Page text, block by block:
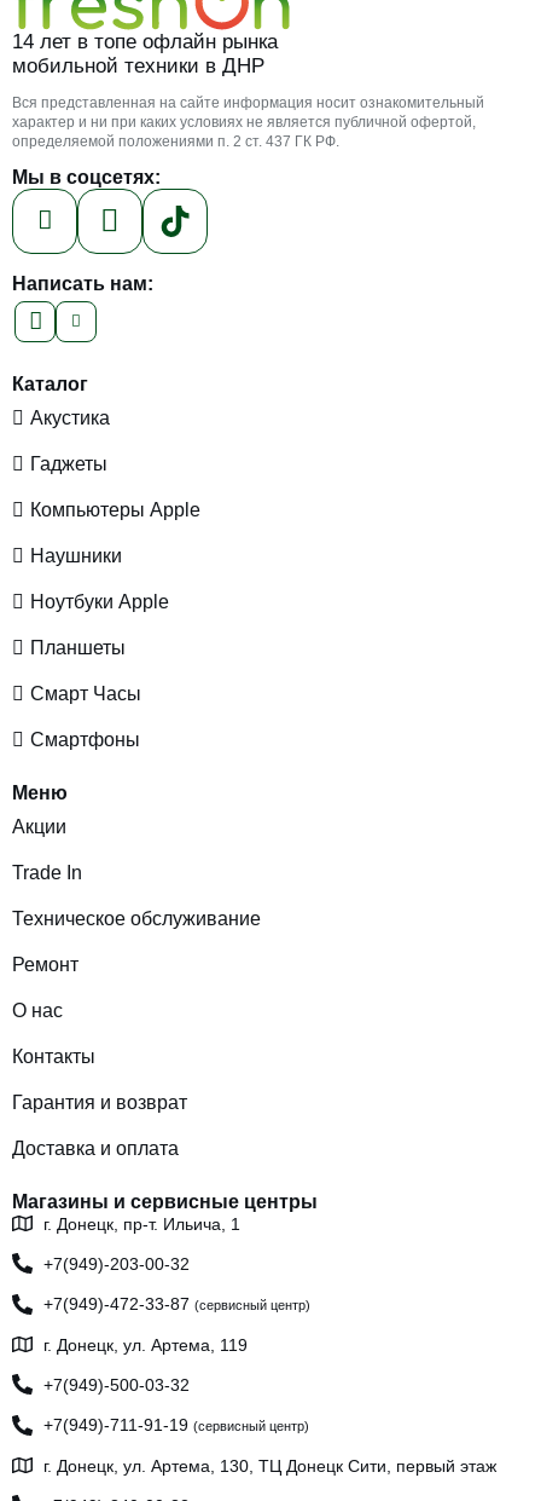
14 лет в топе офлайн рынка
мобильной техники в ДНР
Вся представленная на сайте информация носит ознакомительный
характер и ни при каких условиях не является публичной офертой,
определяемой положениями п. 2 ст. 437 ГК РФ.
Мы в соцсетях:
Написать нам:
Каталог
Акустика
Гаджеты
Компьютеры Apple
Наушники
Ноутбуки Apple
Планшеты
Смарт Часы
Смартфоны
Меню
Акции
Trade In
Техническое обслуживание
Ремонт
О нас
Контакты
Гарантия и возврат
Доставка и оплата
Магазины и сервисные центры
г. Донецк, пр-т. Ильича, 1
+7(949)-203-00-32
+7(949)-472-33-87(сервисный центр)
г. Донецк, ул. Артема, 119
+7(949)-500-03-32
+7(949)-711-91-19(сервисный центр)
г. Донецк, ул. Артема, 130, ТЦ Донецк Сити, первый этаж